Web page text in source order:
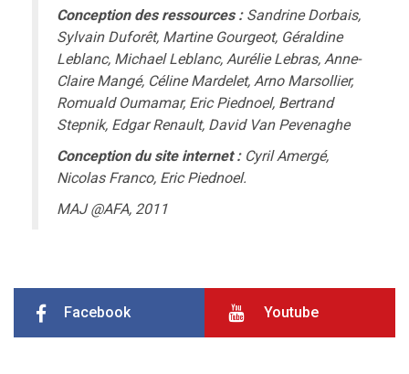
Conception des ressources : Sandrine Dorbais,
Sylvain Duforêt, Martine Gourgeot, Géraldine
Leblanc, Michael Leblanc, Aurélie Lebras, Anne-
Claire Mangé, Céline Mardelet, Arno Marsollier,
Romuald Oumamar, Eric Piednoel, Bertrand
Stepnik, Edgar Renault, David Van Pevenaghe
Conception du site internet : Cyril Amergé,
Nicolas Franco, Eric Piednoel.
MAJ @AFA, 2011
Facebook Youtube